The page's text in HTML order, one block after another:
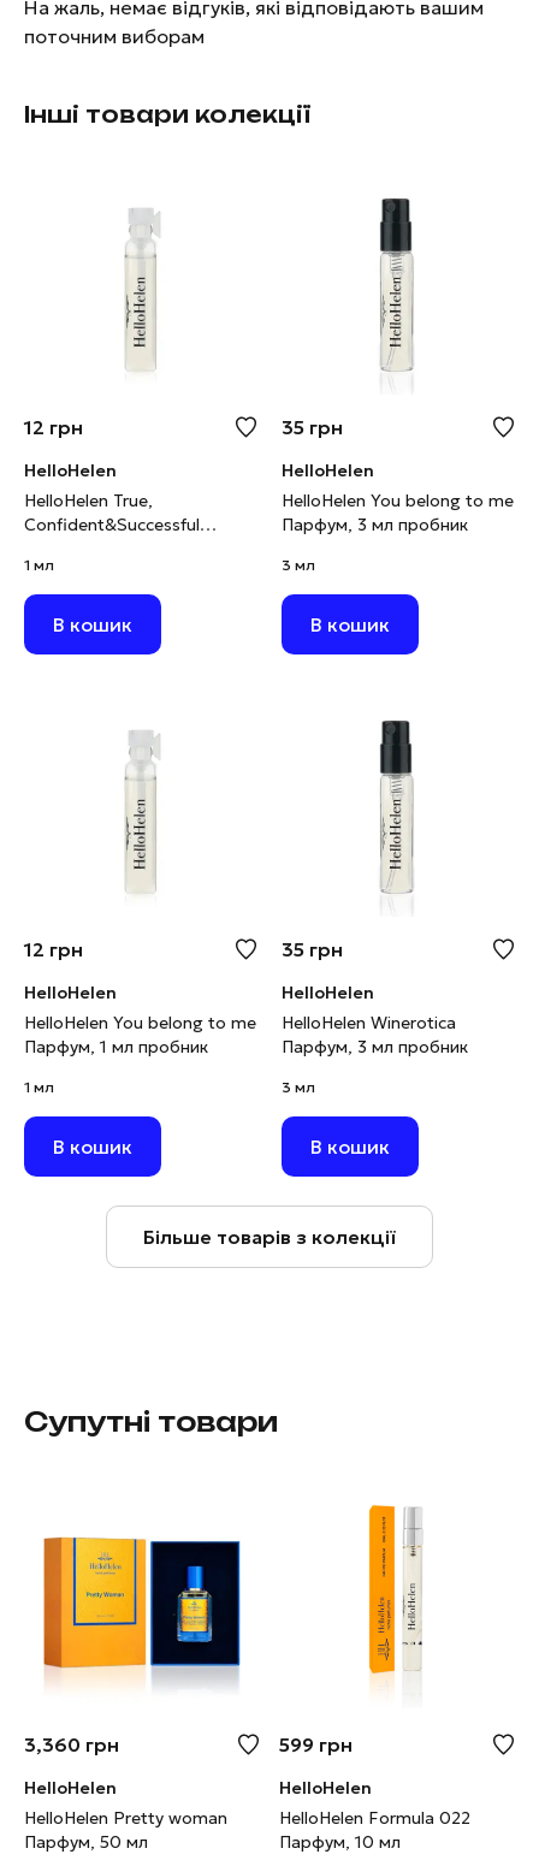
На жаль, немає відгуків, які відповідають вашим
поточним виборам
Інші товари колекції
12 грн
HelloHelen
HelloHelen True,
Confident&Successful
1 мл
В кошик
35 грн
HelloHelen
HelloHelen You belong to me
Парфум, 3 мл пробник
3 мл
В кошик
12 грн
HelloHelen
HelloHelen You belong to me
Парфум, 1 мл пробник
1 мл
В кошик
35 грн
HelloHelen
HelloHelen Winerotica
Парфум, 3 мл пробник
3 мл
В кошик
Більше товарів з колекції
Супутні товари
3,360 грн
HelloHelen
HelloHelen Pretty woman
Парфум, 50 мл
599 грн
HelloHelen
HelloHelen Formula 022
Парфум, 10 мл